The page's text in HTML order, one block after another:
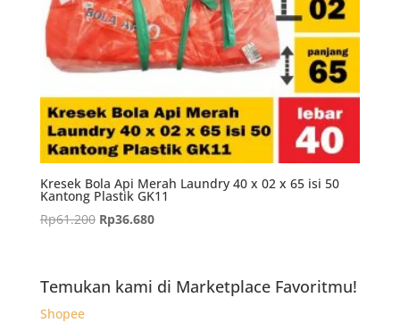
Kresek Bola Api Merah Laundry 40 x 02 x 65 isi 50
Kantong Plastik GK11
Rp61.200 Harga
Rp61.200.
Rp36.680Harga
adalah:
Temukan kami di Marketplace Favoritmu!
Shopee